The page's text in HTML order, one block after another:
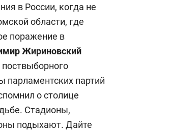
в России, когда не
области, где
поражение в
Жириновский
партий
о столице
Стадионы,
подыхают. Дайте